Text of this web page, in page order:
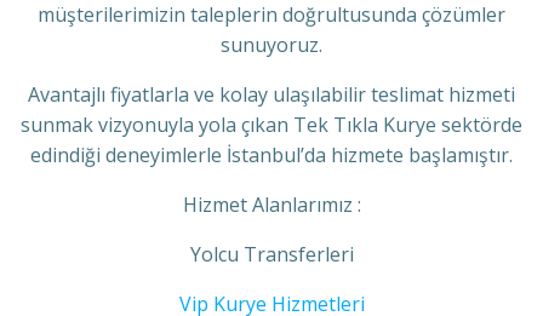
müşterilerimizin taleplerin doğrultusunda çözümler
sunuyoruz.
Avantajlı fiyatlarla ve kolay ulaşılabilir teslimat hizmeti
sunmak vizyonuyla yola çıkan Tek Tıkla Kurye sektörde
edindiği deneyimlerle İstanbul’da hizmete başlamıştır.
Hizmet Alanlarımız :
Yolcu Transferleri
Vip Kurye Hizmetleri